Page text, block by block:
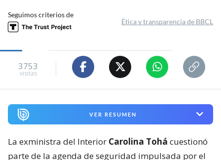
Seguimos criterios de
Ética y transparencia de BBCL
3753
visitas
VER RESUMEN
La exministra del Interior Carolina Tohá cuestionó
parte de la agenda de seguridad impulsada por el